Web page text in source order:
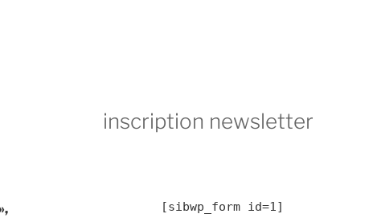
inscription newsletter
	[sibwp_form id=1]